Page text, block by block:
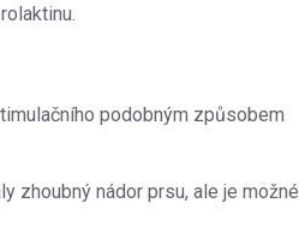
podobným způsobem
zhoubný nádor prsu, ale je možné